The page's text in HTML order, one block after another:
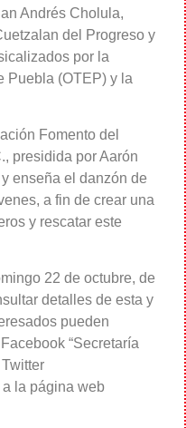
Andrés Cholula,
del Progreso y
por la
Puebla (OTEP) y la
Fomento del
presidida por Aarón
enseña el danzón de
a fin de crear una
y rescatar este
22 de octubre, de
detalles de esta y
pueden
“Secretaría
a la página web